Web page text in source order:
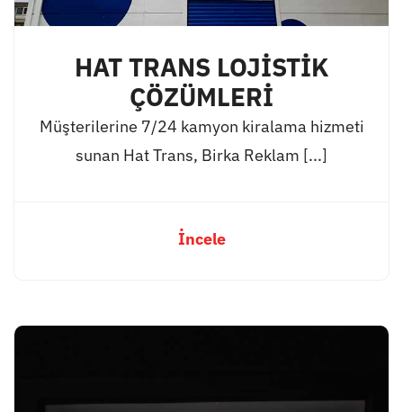
HAT TRANS LOJİSTİK
ÇÖZÜMLERİ
Müşterilerine 7/24 kamyon kiralama hizmeti
sunan Hat Trans, Birka Reklam [...]
İncele